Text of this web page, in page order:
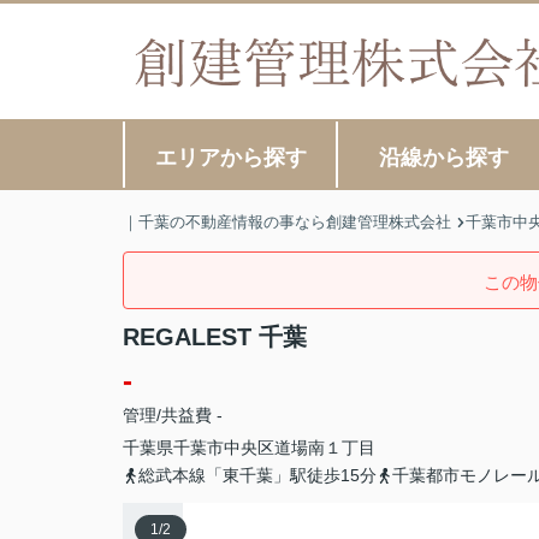
エリアから探す 沿線から探す
｜千葉の不動産情報の事なら創建管理株式会社 千葉市中
この
REGALEST 千葉
-
管理/共益費 -
千葉県千葉市中央区道場南 １丁目
総武本線「東千葉」駅徒歩15分
千葉都市モノレー
1/2